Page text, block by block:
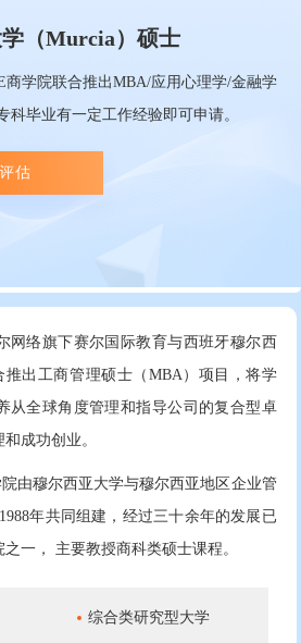
（Murcia）硕士
商学院联合推出MBA/应用心理学/金融学
科毕业有一定工作经验即可申请。
估
网络旗下赛尔国际教育与西班牙穆尔西
推出工商管理硕士（MBA）项目，将学
从全球角度管理和指导公司的复合型卓
成功创业。
由穆尔西亚大学与穆尔西亚地区企业管
年共同组建，经过三十余年的发展已
一， 主要教授商科类硕士课程。
综合类研究型大学